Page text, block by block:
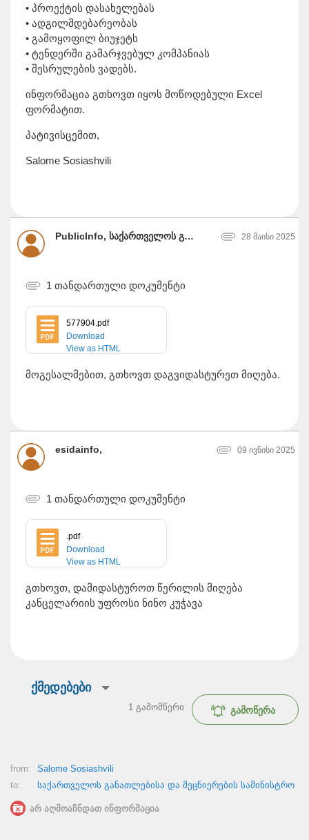
• პროექტის დასახელებას
• ადგილმდებარეობას
• გამოყოფილ ბიუჯეტს
• ტენდერში გამარჯვებულ კომპანიას
• შესრულების ვადებს.
ინფორმაცია გთხოვთ იყოს მოწოდებული Excel
ფორმატით.
პატივისცემით,
Salome Sosiashvili
PublicInfo, საქართველოს განათლებისა და მეცნიერების სამინისტრო 28 მაისი 2025
1 თანდართული დოკუმენტი
577904.pdf
Download
View as HTML
მოგესალმებით, გთხოვთ დაგვიდასტურეთ მიღება.
esidainfo, 09 ივნისი 2025
1 თანდართული დოკუმენტი
.pdf
Download
View as HTML
გთხოვთ, დამიდასტუროთ წერილის მიღება
კანცელარიის უფროსი ნინო კუჭავა
ქმედებები
გამოწერა
1 გამომწერი
from:
Salome Sosiashvili
to:
საქართველოს განათლებისა და მეცნიერების სამინისტრო
არ აღმოაჩნდათ ინფორმაცია